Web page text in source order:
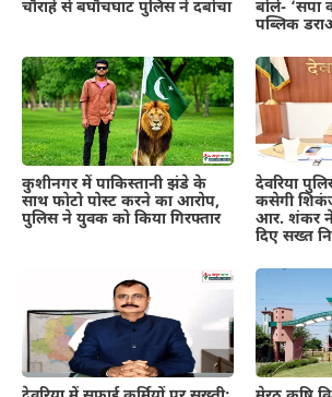
चौराहे से बघौचघाट पुलिस ने दबोचा
बोले-
पब्लिक
कुशीनगर में पाकिस्तानी झंडे के
साथ फोटो पोस्ट करने का आरोप,
पुलिस ने युवक को किया गिरफ्तार
देवरिया
कसेगी
आर. शंकर ने
दिए सख्त